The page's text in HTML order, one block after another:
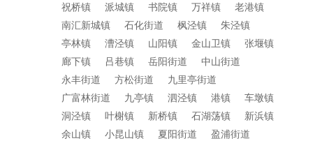
祝桥镇
派城镇 书院镇 万祥镇
老港镇
南汇新城镇
石化街道 枫泾镇
朱泾镇
亭林镇
漕泾镇 山阳镇 金山卫镇
张堰镇
廊下镇
吕巷镇 岳阳街道
中山街道
永丰街道
方松街道
九里亭街道
广富林街道
九亭镇 泗泾镇 港镇
车墩镇
洞泾镇
叶榭镇 新桥镇 石湖荡镇
新浜镇
余山镇
小昆山镇 夏阳街道
盈浦街道